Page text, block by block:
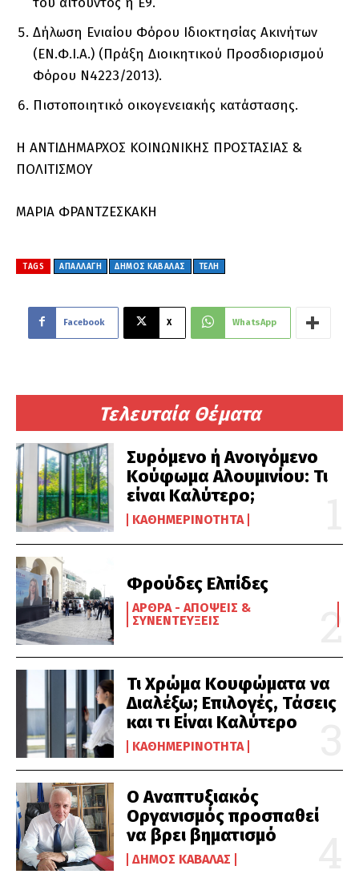
Τελευταία Θέματα
Συρόμενο ή Ανοιγόμενο
Κούφωμα Αλουμινίου: Τι
είναι Καλύτερο;
ΚΑΘΗΜΕΡΙΝΌΤΗΤΑ
Φρούδες Ελπίδες
ΆΡΘΡΑ - ΑΠΌΨΕΙΣ &
ΣΥΝΕΝΤΕΎΞΕΙΣ
Τι Χρώμα Κουφώματα να
Διαλέξω; Επιλογές, Τάσεις
και τι Είναι Καλύτερο
ΚΑΘΗΜΕΡΙΝΌΤΗΤΑ
Ο Αναπτυξιακός
Οργανισμός προσπαθεί
να βρει βηματισμό
ΔΉΜΟΣ ΚΑΒΆΛΑΣ
Δήλωση Ενιαίου Φόρου Ιδιοκτησίας Ακινήτων
(ΕΝ.Φ.Ι.Α.) (Πράξη Διοικητικού Προσδιορισμού
Φόρου Ν4223/2013).
Πιστοποιητικό οικογενειακής κατάστασης.
Η ΑΝΤΙΔΗΜΑΡΧΟΣ ΚΟΙΝΩΝΙΚΗΣ ΠΡΟΣΤΑΣΙΑΣ &
ΠΟΛΙΤΙΣΜΟΥ
ΜΑΡΙΑ ΦΡΑΝΤΖΕΣΚΑΚΗ
TAGS ΑΠΑΛΛΑΓΗ ΔΗΜΟΣ ΚΑΒΑΛΑΣ ΤΕΛΗ
Facebook X WhatsApp